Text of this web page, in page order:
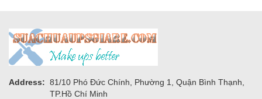
Address: 81/10 Phó Đức Chính, Phường 1, Quận Bình Thạnh,
TP.Hồ Chí Minh